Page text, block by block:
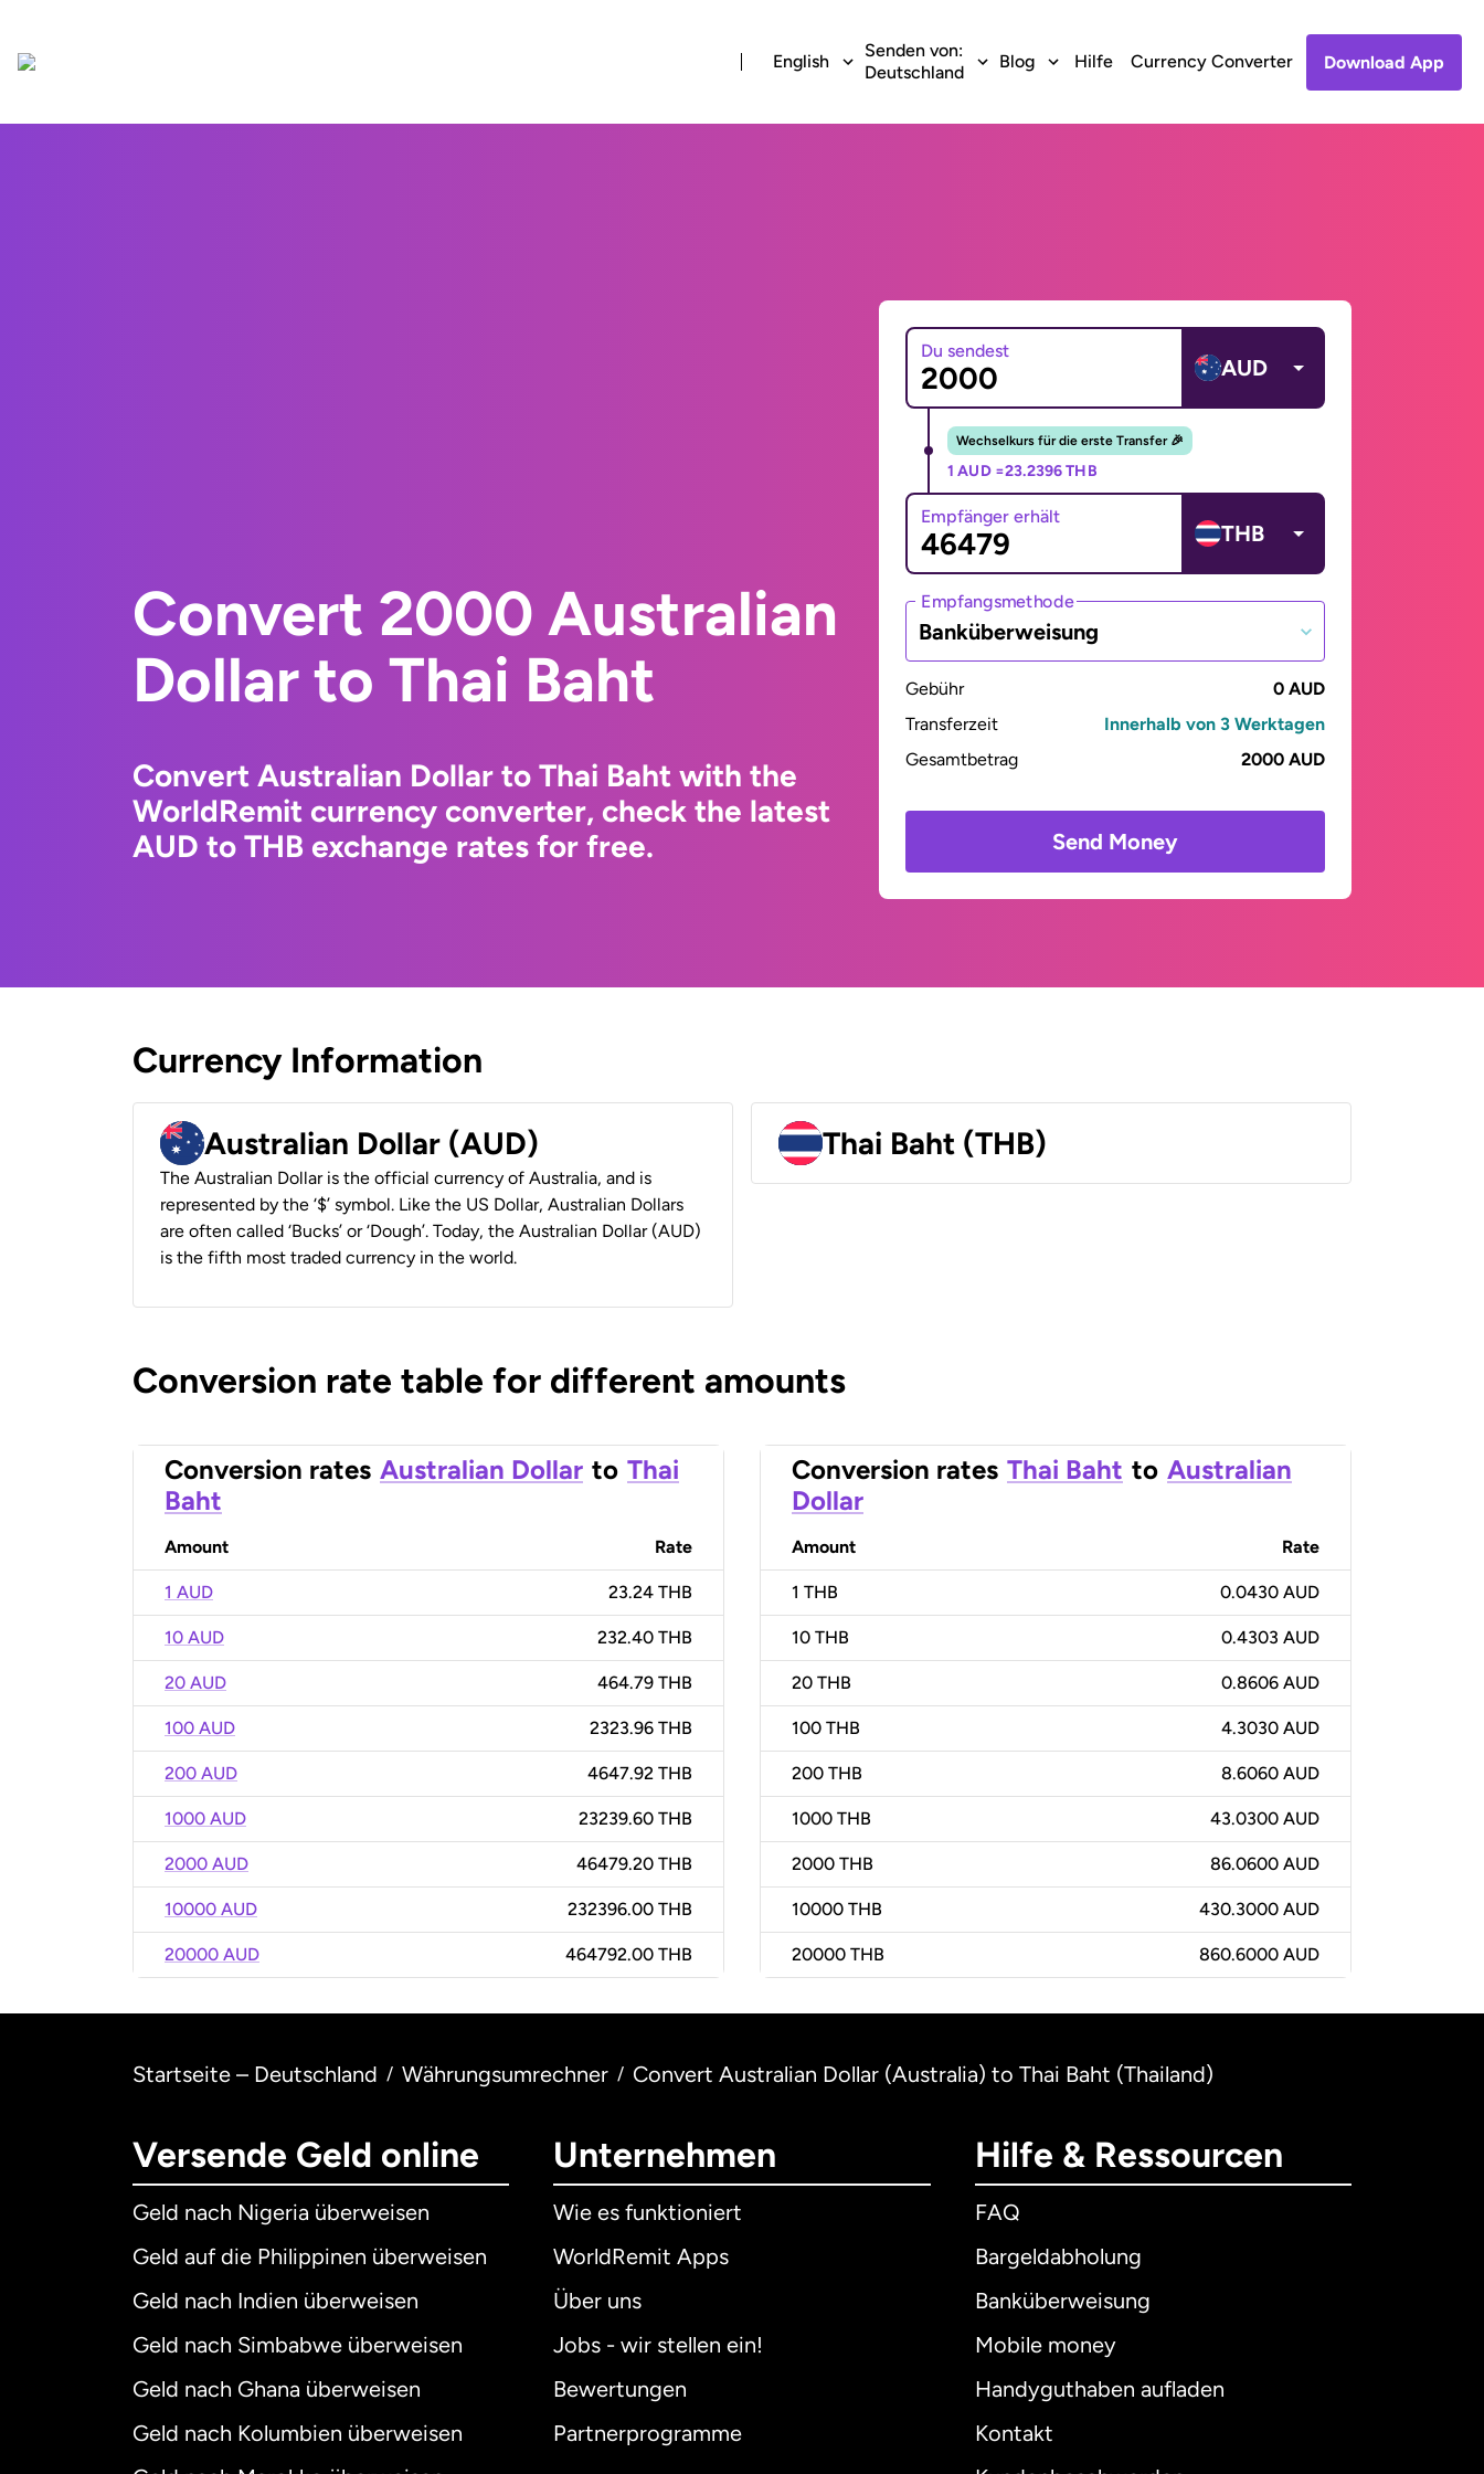
English
Senden von:
Deutschland
Blog Hilfe Currency Converter Download App
Convert 2000 Australian
Dollar to Thai Baht
Convert Australian Dollar to Thai Baht with the
WorldRemit currency converter, check the latest
AUD to THB exchange rates for free.
Du sendest
AUD
Wechselkurs für die erste Transfer 🎉
1 AUD =23.2396 THB
Empfänger erhält
THB
Empfangsmethode
Banküberweisung
Gebühr
0 AUD
Transferzeit
Innerhalb von 3 Werktagen
Gesamtbetrag
2000 AUD
Send Money
Currency Information
Australian Dollar (AUD)
The Australian Dollar is the official currency of Australia, and is
represented by the ‘$’ symbol. Like the US Dollar, Australian Dollars
are often called ‘Bucks’ or ‘Dough’. Today, the Australian Dollar (AUD)
is the fifth most traded currency in the world.
Thai Baht (THB)
Conversion rate table for different amounts
Conversion rates Australian Dollar to Thai
Baht
Amount Rate
1 AUD 23.24 THB
10 AUD 232.40 THB
20 AUD 464.79 THB
100 AUD 2323.96 THB
200 AUD 4647.92 THB
1000 AUD 23239.60 THB
2000 AUD 46479.20 THB
10000 AUD 232396.00 THB
20000 AUD 464792.00 THB
Conversion rates Thai Baht to Australian
Dollar
Amount Rate
1 THB 0.0430 AUD
10 THB 0.4303 AUD
20 THB 0.8606 AUD
100 THB 4.3030 AUD
200 THB 8.6060 AUD
1000 THB 43.0300 AUD
2000 THB 86.0600 AUD
10000 THB 430.3000 AUD
20000 THB 860.6000 AUD
Startseite – Deutschland / Währungsumrechner / Convert Australian Dollar (Australia) to Thai Baht (Thailand)
Versende Geld online
Geld nach Nigeria überweisen
Geld auf die Philippinen überweisen
Geld nach Indien überweisen
Geld nach Simbabwe überweisen
Geld nach Ghana überweisen
Geld nach Kolumbien überweisen
Unternehmen
Wie es funktioniert
WorldRemit Apps
Über uns
Jobs - wir stellen ein!
Bewertungen
Partnerprogramme
Hilfe & Ressourcen
FAQ
Bargeldabholung
Banküberweisung
Mobile money
Handyguthaben aufladen
Kontakt